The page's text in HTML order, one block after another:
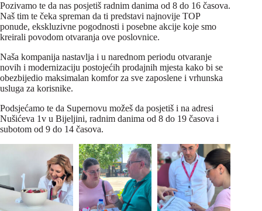
Pozivamo te da nas posjetiš radnim danima od 8 do 16 časova.
Naš tim te čeka spreman da ti predstavi najnovije TOP
ponude, ekskluzivne pogodnosti i posebne akcije koje smo
kreirali povodom otvaranja ove poslovnice.
Naša kompanija nastavlja i u narednom periodu otvaranje
novih i modernizaciju postojećih prodajnih mjesta kako bi se
obezbijedio maksimalan komfor za sve zaposlene i vrhunska
usluga za korisnike.
Podsjećamo te da Supernovu možeš da posjetiš i na adresi
Nušićeva 1v u Bijeljini, radnim danima od 8 do 19 časova i
subotom od 9 do 14 časova.